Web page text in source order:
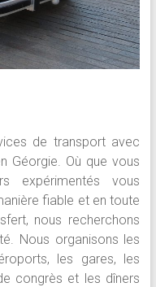
de transport avec
Géorgie. Où que vous
expérimentés vous
fiable et en toute
nous recherchons
Nous organisons les
les gares, les
congrès et les dîners